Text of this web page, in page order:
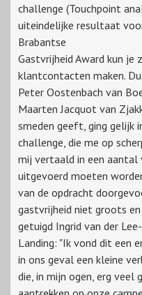
challenge (Touchpoint
uiteindelijke resultaat
Brabantse
Gastvrijheid Award kun je
klantcontacten maken.
Peter Oostenbach van
Maarten Jacquot van
smeden geeft, ging gelijk
challenge, die me op
mij vertaald in een aantal
uitgevoerd moeten
van de opdracht
gastvrijheid niet groots
getuigd Ingrid van der
Landing: "Ik vond dit een
in ons geval een kleine
die, in mijn ogen, erg